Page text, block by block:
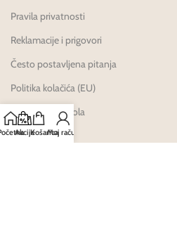
Pravila privatnosti
Reklamacije i prigovori
Često postavljena pitanja
Politika kolačića (EU)
HALMED dozvola
Karijere
AkcijeKošaricaMoj račun